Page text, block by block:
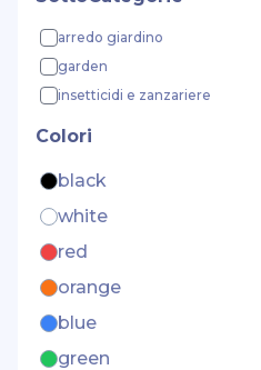
arredo giardino
garden
insetticidi e zanzariere
Colori
black
white
red
orange
blue
green